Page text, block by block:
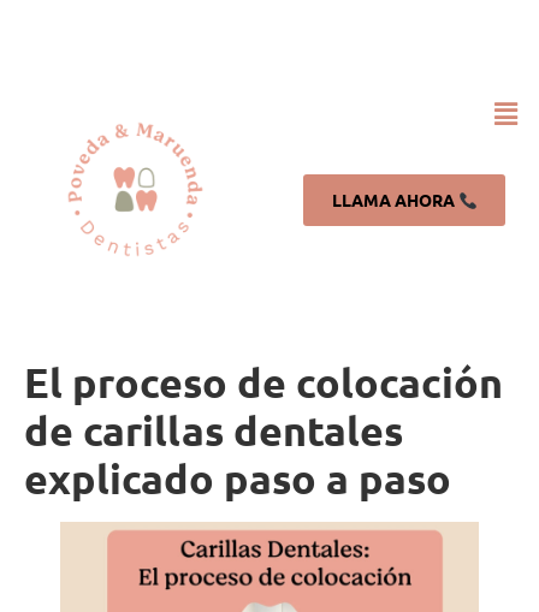
LLAMA AHORA
El proceso de colocación
de carillas dentales
explicado paso a paso